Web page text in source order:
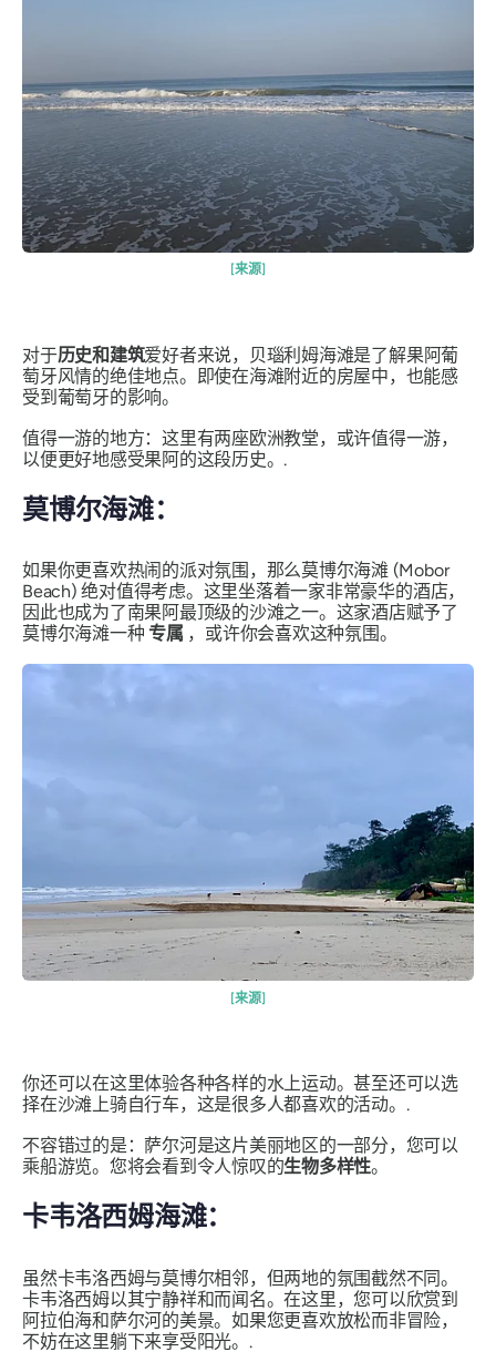
[来源]
对于历史和建筑爱好者来说，贝瑙利姆海滩是了解果阿葡
萄牙风情的绝佳地点。即使在海滩附近的房屋中，也能感
受到葡萄牙的影响。
值得一游的地方：这里有两座欧洲教堂，或许值得一游，
以便更好地感受果阿的这段历史。.
莫博尔海滩：
如果你更喜欢热闹的派对氛围，那么莫博尔海滩 (Mobor
Beach) 绝对值得考虑。这里坐落着一家非常豪华的酒店，
因此也成为了南果阿最顶级的沙滩之一。这家酒店赋予了
莫博尔海滩一种 专属 ，或许你会喜欢这种氛围。
[来源]
你还可以在这里体验各种各样的水上运动。甚至还可以选
择在沙滩上骑自行车，这是很多人都喜欢的活动。.
不容错过的是：萨尔河是这片美丽地区的一部分，您可以
乘船游览。您将会看到令人惊叹的生物多样性。
卡韦洛西姆海滩：
虽然卡韦洛西姆与莫博尔相邻，但两地的氛围截然不同。
卡韦洛西姆以其宁静祥和而闻名。在这里，您可以欣赏到
阿拉伯海和萨尔河的美景。如果您更喜欢放松而非冒险，
不妨在这里躺下来享受阳光。.